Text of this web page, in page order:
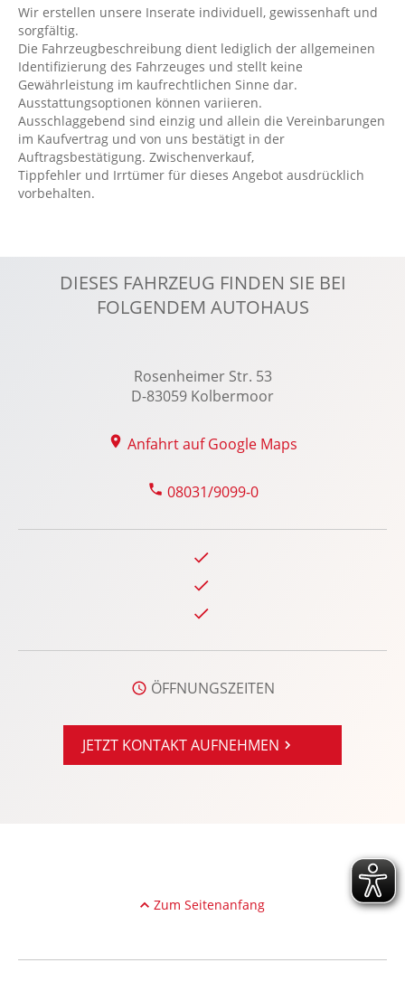
Berganfahrassistent
Bordcomputer
Colorverglasung
Dachreling
Diebstahlwarnanlage
Differentialsperre
Digitaler Radioempfang DAB
Dynamische Leuchtweitenregulierung
Elektr. Stabilitätsprogramm ESP
Fahrer- /Beifahrerairbag
Fahrer-/Beifahrersitz elektrisch
FordPass Connect
Gespannstabilisierung
Handyvorbereitung Bluetooth
ISOFIX Kindersitzbefestigung
Klimaautomatik, 2 Zonen
Kopfstützen vorn und hinten
LED-Scheinwerfer
Leichtmetallfelgen
Notbremsassistent
Radio
Wir erstellen unsere Inserate individuell, gewissenhaft und
sorgfältig.
Die Fahrzeugbeschreibung dient lediglich der allgemeinen
Identifizierung des Fahrzeuges und stellt keine
Gewährleistung im kaufrechtlichen Sinne dar.
Ausstattungsoptionen können variieren.
Ausschlaggebend sind einzig und allein die Vereinbarungen
im Kaufvertrag und von uns bestätigt in der
Auftragsbestätigung. Zwischenverkauf,
Tippfehler und Irrtümer für dieses Angebot ausdrücklich
vorbehalten.
DIESES FAHRZEUG FINDEN SIE BEI
FOLGENDEM AUTOHAUS
Rosenheimer Str. 53
D-83059 Kolbermoor
Anfahrt auf Google Maps
08031/9099-0
ÖFFNUNGSZEITEN
JETZT KONTAKT AUFNEHMEN
Zum Seitenanfang